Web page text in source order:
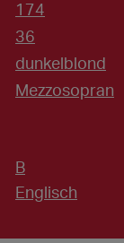
174
36
dunkelblond
Mezzosopran
B
Englisch